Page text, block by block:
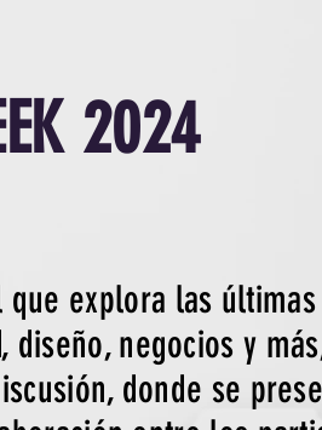
2024
explora las
negocios y
donde se